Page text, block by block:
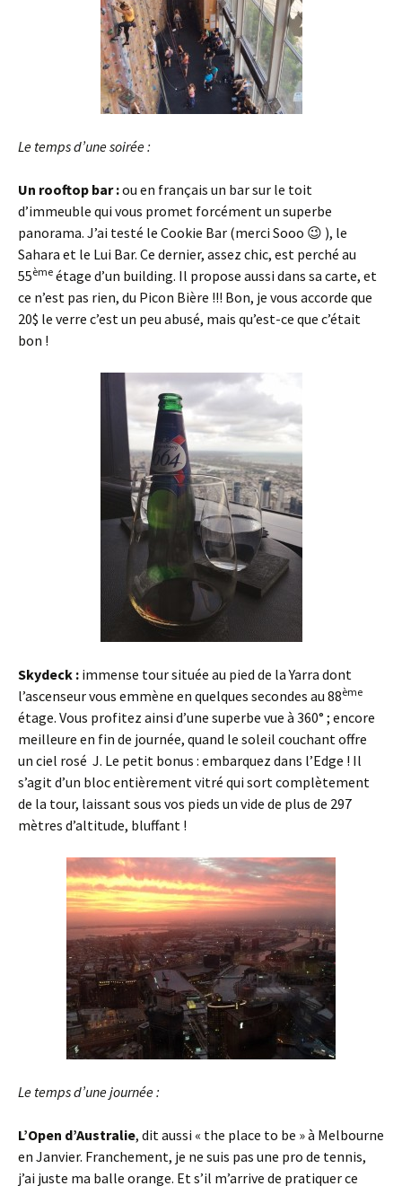
Le temps d’une soirée :
Un rooftop bar :ou en français un bar sur le toit
d’immeuble qui vous promet forcément un superbe
panorama. J’ai testé le Cookie Bar (merci Sooo 😉 ), le
Sahara et le Lui Bar. Ce dernier, assez chic, est perché au
55ème étage d’un building. Il propose aussi dans sa carte, et
ce n’est pas rien, du Picon Bière !!! Bon, je vous accorde que
20$ le verre c’est un peu abusé, mais qu’est-ce que c’était
bon !
Skydeck : immense tour située au pied de la Yarra dont
l’ascenseur vous emmène en quelques secondes au 88ème
étage. Vous profitez ainsi d’une superbe vue à 360° ; encore
meilleure en fin de journée, quand le soleil couchant offre
un ciel rosé J. Le petit bonus : embarquez dans l’Edge ! Il
s’agit d’un bloc entièrement vitré qui sort complètement
de la tour, laissant sous vos pieds un vide de plus de 297
mètres d’altitude, bluffant !
Le temps d’une journée :
L’Open d’Australie, dit aussi « the place to be » à Melbourne
en Janvier. Franchement, je ne suis pas une pro de tennis,
j’ai juste ma balle orange. Et s’il m’arrive de pratiquer ce